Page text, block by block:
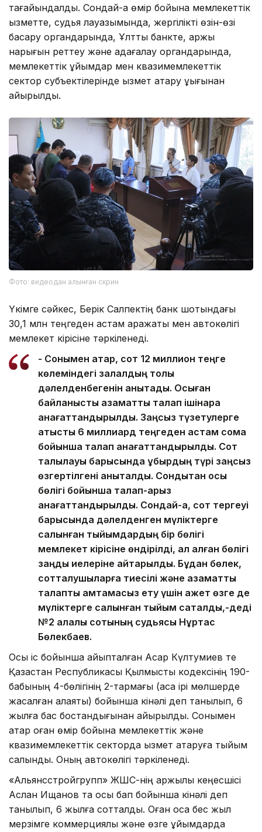
тағайындалды. Сондай-ақ өмір бойына мемлекеттік
қызметте, судья лауазымында, жергілікті өзін-өзі
басқару органдарында, Ұлттық банкте, қаржы
нарығын реттеу және қадағалау органдарында,
мемлекеттік ұйымдар мен квазимемлекеттік
сектор субъектілерінде қызмет атқару құқығынан
айырылды.
Фото: видеодан алынған скрин
Үкімге сәйкес, Берік Салпектің банк шотындағы
30,1 млн теңгеден астам қаражаты мен автокөлігі
мемлекет кірісіне тәркіленеді.
- Сонымен қатар, сот 12 миллион теңге
көлеміндегі залалдың толық
дәлелденбегенін анықтады. Осыған
байланысты азаматтық талап ішінара
қанағаттандырылды. Заңсыз түзетулерге
қатысты 6 миллиард теңгеден астам сома
бойынша талап қанағаттандырылды. Сот
талқылауы барысында құбырдың түрі заңсыз
өзгертілгені анықталды. Сондықтан осы
бөлігі бойынша талап-арыз
қанағаттандырылды. Сондай-ақ, сот тергеуі
барысында дәлелденген мүліктерге
салынған тыйымдардың бір бөлігі
мемлекет кірісіне өндірілді, ал қалған бөлігі
заңды иелеріне қайтарылды. Бұдан бөлек,
сотталушыларға тиесілі және азаматтық
талапты қамтамасыз ету үшін қажет өзге де
мүліктерге салынған тыйым сақталды,-деді
№2 қалалық сотының судьясы Нұртас
Бөлекбаев.
Осы іс бойынша айыпталған Асқар Күлтумиев те
Қазақстан Республикасы Қылмыстық кодексінің 190-
бабының 4-бөлігінің 2-тармағы (аса ірі мөлшерде
жасалған алаяқтық) бойынша кінәлі деп танылып, 6
жылға бас бостандығынан айырылды. Сонымен
қатар оған өмір бойына мемлекеттік және
квазимемлекеттік секторда қызмет атқаруға тыйым
салынды. Оның автокөлігі тәркіленеді.
«Альянсстройгрупп» ЖШС-нің қаржылық кеңесшісі
Аслан Ищанов та осы бап бойынша кінәлі деп
танылып, 6 жылға сотталды. Оған қоса бес жыл
мерзімге коммерциялық және өзге ұйымдарда